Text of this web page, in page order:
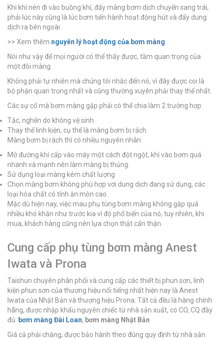
Khi khí nén đi vào buồng khí, đấy màng bơm dịch chuyển sang trái,
phải lúc này cũng là lúc bơm tiến hành hoạt động hút và đẩy dung
dịch ra bên ngoài.
>> Xem thêm nguyên lý hoạt động của bơm màng
Nói như vậy để mọi người có thể thấy được, tầm quan trọng của
một đôi màng.
Không phải tự nhiên mà chúng tôi nhắc đến nó, vì đây được coi là
bộ phận quan trọng nhất và cũng thường xuyên phải thay thế nhất.
Các sự cố mà bơm màng gặp phải có thể chia làm 2 trường hợp:
Tắc, nghẽn do không vệ sinh
Thay thế linh kiện, cụ thể là màng bơm bị rách.
Màng bơm bị rách thì có nhiều nguyên nhân:
Mở đường khí cấp vào máy một cách đột ngột, khí vào bơm quá
nhanh và mạnh nên làm màng bị thủng.
Sử dụng loại màng kém chất lượng
Chọn màng bơm không phù hợp với dung dịch đang sử dụng, các
loại hóa chất có tính ăn mòn cao.
Mặc dù hiện nay, việc mau phụ tùng bơm màng không gặp quá
nhiều khó khăn như trước kia vì độ phổ biến của nó, tuy nhiên, khi
mua, khách hàng cũng nên lựa chọn thật cẩn thận.
Cung cấp phụ tùng bơm màng Anest
Iwata và Prona
Taishun chuyên phân phối và cung cấp các thiết bị phun sơn, linh
kiện phun sơn của thương hiệu nổi tiếng nhất hiện nay là Anest
Iwata của Nhật Bản và thương hiệu Prona. Tất cả đều là hàng chính
hãng, được nhập khẩu nguyên chiếc từ nhà sản xuất, có CO, CQ đầy
đủ: bơm màng Đài Loan, bơm màng Nhật Bản
Giá cả phải chăng, được bảo hành theo đúng quy định từ nhà sản